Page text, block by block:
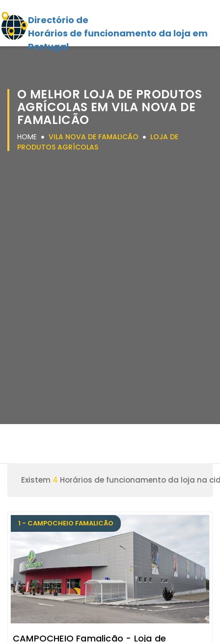
Directório de
Horários de funcionamento da loja em
Portugal
O MELHOR LOJA DE PRODUTOS
AGRÍCOLAS EM VILA NOVA DE
FAMALICÃO
HOME VILA NOVA DE FAMALICÃO
LOJA DE
PRODUTOS AGRÍCOLAS
Existem 4 Horários de funcionamento da loja na
1 - CAMPOCHEIO FAMALICÃO
CAMPOCHEIO Famalicão - Loja de